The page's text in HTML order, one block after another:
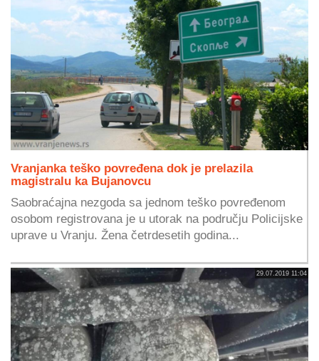
Vranjanka teško povređena dok je prelazila
magistralu ka Bujanovcu
Saobraćajna nezgoda sa jednom teško povređenom
osobom registrovana je u utorak na području Policijske
uprave u Vranju. Žena četrdesetih godina...
29.07.2019 11:04